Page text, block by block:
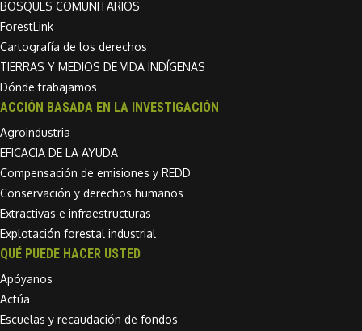
BOSQUES COMUNITARIOS
ForestLink
Cartografía de los derechos
TIERRAS Y MEDIOS DE VIDA INDÍGENAS
Dónde trabajamos
ACCIÓN BASADA EN LA INVESTIGACIÓN
Agroindustria
EFICACIA DE LA AYUDA
Compensación de emisiones y REDD
Conservación y derechos humanos
Extractivas e infraestructuras
Explotación forestal industrial
QUÉ PUEDE HACER USTED
Apóyanos
Actúa
Escuelas y recaudación de fondos